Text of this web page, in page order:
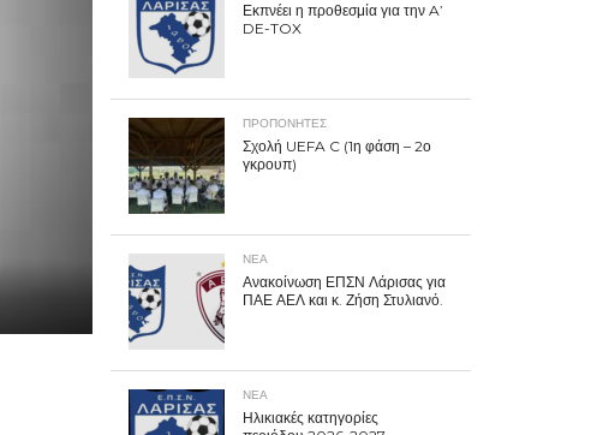
Εκπνέει η προθεσμία για την A’
DE-TOX
ΠΡΟΠΟΝΗΤΈΣ
Σχολή UEFA C (1η φάση – 2ο
γκρουπ)
ΝΕΑ
Ανακοίνωση ΕΠΣΝ Λάρισας για
ΠΑΕ ΑΕΛ και κ. Ζήση Στυλιανό.
ΝΕΑ
Ηλικιακές κατηγορίες